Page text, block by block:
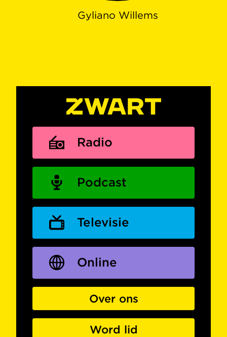
Gyliano Willems
Radio
Podcast
Televisie
Online
Over ons
Word lid